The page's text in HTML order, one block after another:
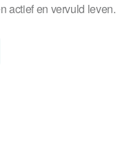
actief en vervuld leven.